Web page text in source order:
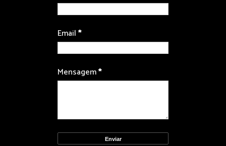
Email*
Mensagem*